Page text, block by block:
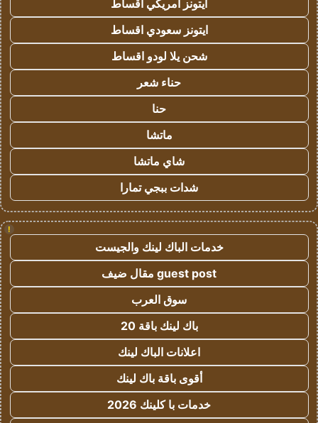
ايتونز امريكي اقساط
ايتونز سعودي اقساط
شحن يلا لودو اقساط
حناء شعر
حنا
ماتشا
شاي ماتشا
شدات ببجي تمارا
!
خدمات الباك لينك والجيست
guest post مقال ضيف
سوق العرب
باك لينك باقة 20
اعلانات الباك لينك
أقوى باقة باك لينك
خدمات با كلينك 2026